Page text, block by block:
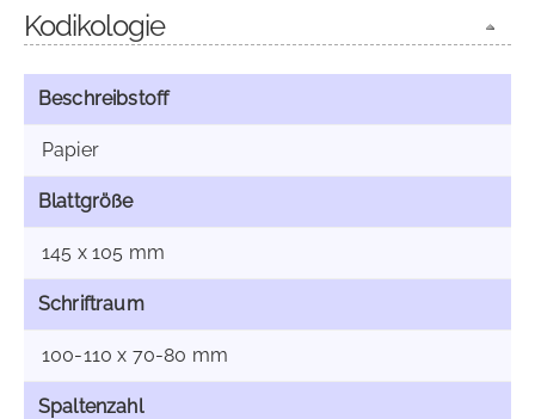
Kodikologie
Beschreibstoff
Papier
Blattgröße
145 x 105 mm
Schriftraum
100-110 x 70-80 mm
Spaltenzahl